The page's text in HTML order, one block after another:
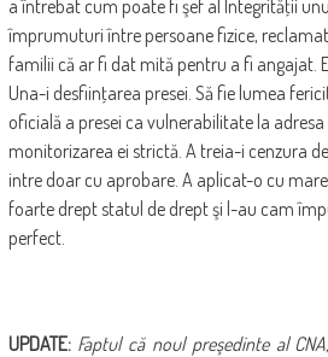
a întrebat cum poate fi şef al Integrităţii
împrumuturi între persoane fizice,
familii că ar fi dat mită pentru a fi angajat.
Una-i desfiinţarea presei. Să fie lumea
oficială a presei ca vulnerabilitate la
monitorizarea ei strictă. A treia-i cenzura
intre doar cu aprobare. A aplicat-o cu mare
foarte drept statul de drept şi l-au cam
perfect.
UPDATE: Faptul că noul preşedinte al